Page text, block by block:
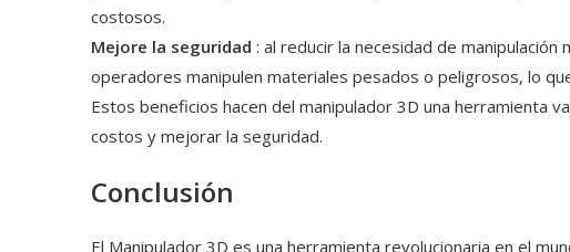
costosos.
Mejore la seguridad : al reducir la necesidad de
operadores manipulen materiales pesados ​​o peligrosos, lo
Estos beneficios hacen del manipulador 3D una herramienta
costos y mejorar la seguridad.
Conclusión
El Manipulador 3D es una herramienta revolucionaria en el